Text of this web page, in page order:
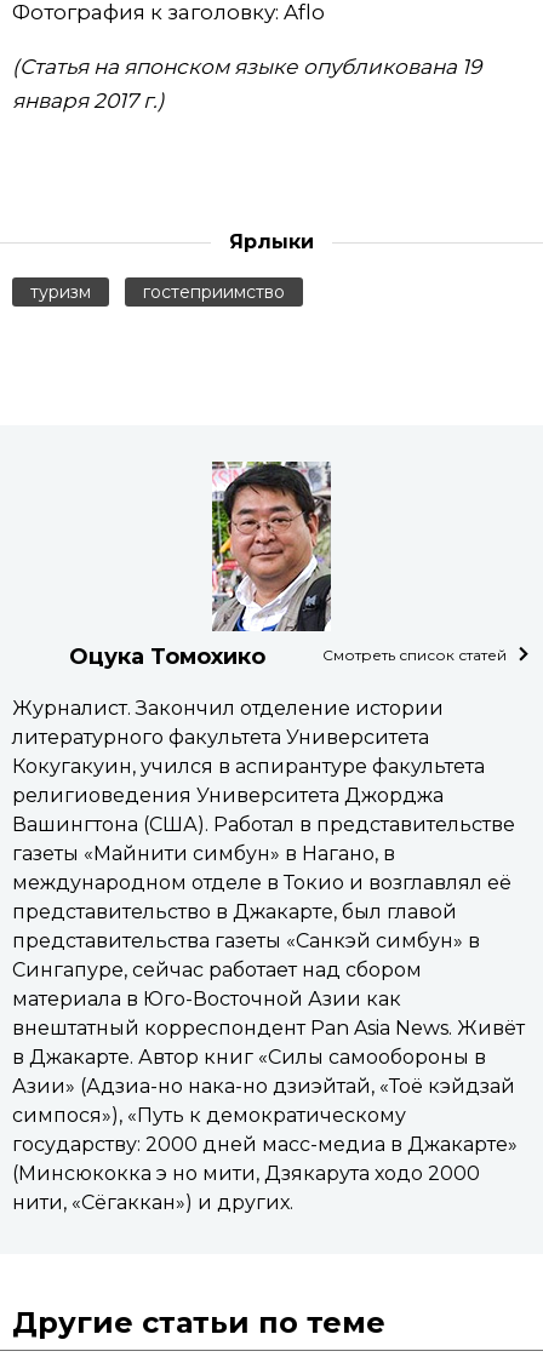
Фотография к заголовку: Aflo
(Статья на японском языке опубликована 19
января 2017 г.)
Ярлыки
туризм гостеприимство
Оцука Томохико Смотреть список статей
Журналист. Закончил отделение истории
литературного факультета Университета
Кокугакуин, учился в аспирантуре факультета
религиоведения Университета Джорджа
Вашингтона (США). Работал в представительстве
газеты «Майнити симбун» в Нагано, в
международном отделе в Токио и возглавлял её
представительство в Джакарте, был главой
представительства газеты «Санкэй симбун» в
Сингапуре, сейчас работает над сбором
материала в Юго-Восточной Азии как
внештатный корреспондент Pan Asia News. Живёт
в Джакарте. Автор книг «Силы самообороны в
Азии» (Адзиа-но нака-но дзиэйтай, «Тоё кэйдзай
симпося»), «Путь к демократическому
государству: 2000 дней масс-медиа в Джакарте»
(Минсюкокка э но мити, Дзякарута ходо 2000
нити, «Сёгаккан») и других.
Другие статьи по теме